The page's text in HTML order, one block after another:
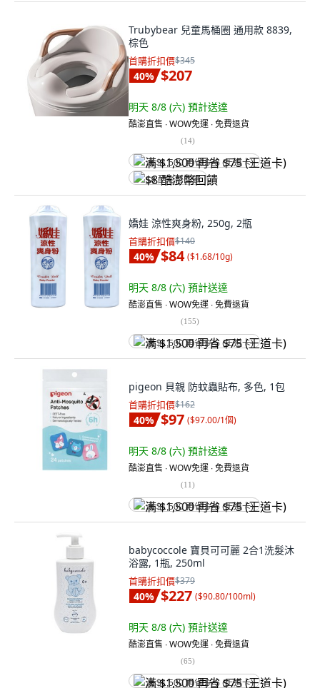
Trubybear 兒童馬桶圈 通用款 8839,
棕色
首購折扣價$345
40% $207
明天 8/8 (六) 預計送達
酷澎直售 ∙ WOW免運 ∙ 免費退貨
(14)
满 $1,500 再省 $75 (王道卡)
$8 酷澎幣回饋
嬌娃 涼性爽身粉, 250g, 2瓶
首購折扣價$140
40% $84 ($1.68/10g)
明天 8/8 (六) 預計送達
酷澎直售 ∙ WOW免運 ∙ 免費退貨
(155)
满 $1,500 再省 $75 (王道卡)
pigeon 貝親 防蚊蟲貼布, 多色, 1包
首購折扣價$162
40% $97 ($97.00/1個)
明天 8/8 (六) 預計送達
酷澎直售 ∙ WOW免運 ∙ 免費退貨
(11)
满 $1,500 再省 $75 (王道卡)
babycoccole 寶貝可可麗 2合1洗髮沐
浴露, 1瓶, 250ml
首購折扣價$379
40% $227 ($90.80/100ml)
明天 8/8 (六) 預計送達
酷澎直售 ∙ WOW免運 ∙ 免費退貨
(65)
满 $1,500 再省 $75 (王道卡)